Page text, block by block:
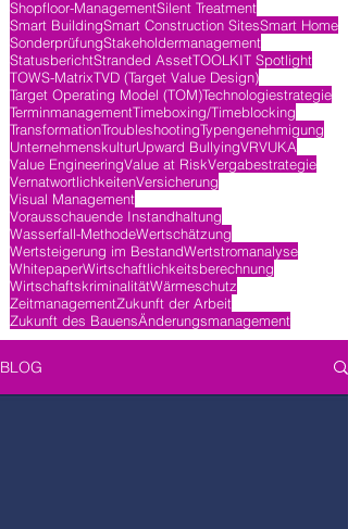
Shopfloor-ManagementSilent Treatment
Smart BuildingSmart Construction SitesSmart Home
SonderprüfungStakeholdermanagement
StatusberichtStranded AssetTOOLKIT Spotlight
TOWS-MatrixTVD (Target Value Design)
Target Operating Model (TOM)Technologiestrategie
TerminmanagementTimeboxing/Timeblocking
TransformationTroubleshootingTypengenehmigung
UnternehmenskulturUpward BullyingVRVUKA
Value EngineeringValue at RiskVergabestrategie
VernatwortlichkeitenVersicherung
Visual Management
Vorausschauende Instandhaltung
Wasserfall-MethodeWertschätzung
Wertsteigerung im BestandWertstromanalyse
WhitepaperWirtschaftlichkeitsberechnung
WirtschaftskriminalitätWärmeschutz
ZeitmanagementZukunft der Arbeit
Zukunft des BauensÄnderungsmanagement
BLOG